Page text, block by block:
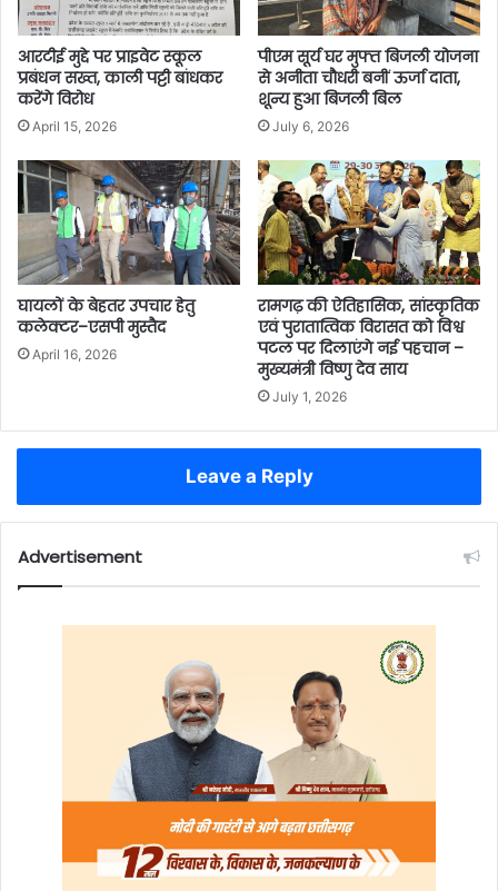
आरटीई मुद्दे पर प्राइवेट स्कूल
प्रबंधन सख्त, काली पट्टी बांधकर
करेंगे विरोध
April 15, 2026
पीएम सूर्य घर मुफ्त बिजली योजना
से अनीता चौधरी बनीं ऊर्जा दाता,
शून्य हुआ बिजली बिल
July 6, 2026
घायलों के बेहतर उपचार हेतु
कलेक्टर–एसपी मुस्तैद
April 16, 2026
रामगढ़ की ऐतिहासिक, सांस्कृतिक
एवं पुरातात्विक विरासत को विश्व
पटल पर दिलाएंगे नई पहचान –
मुख्यमंत्री विष्णु देव साय
July 1, 2026
Leave a Reply
Advertisement